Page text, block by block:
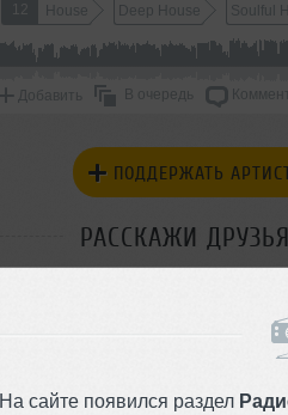
На сайте появился раздел
12 House Deep House Soulful
Добавить В очередь
ПОДДЕРЖАТЬ
РАССКАЖИ